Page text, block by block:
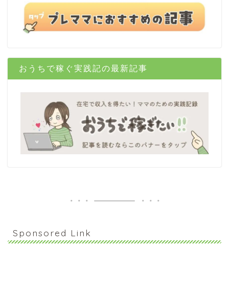
おうちで稼ぐ実践記の最新記事
Sponsored Link